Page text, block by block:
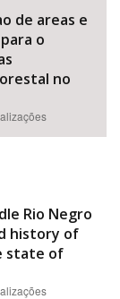
de areas e
o
no
Rio Negro
history of
state of